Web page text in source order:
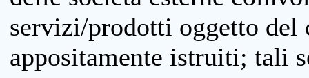
servizi/prodotti oggetto
appositamente istruiti; tali